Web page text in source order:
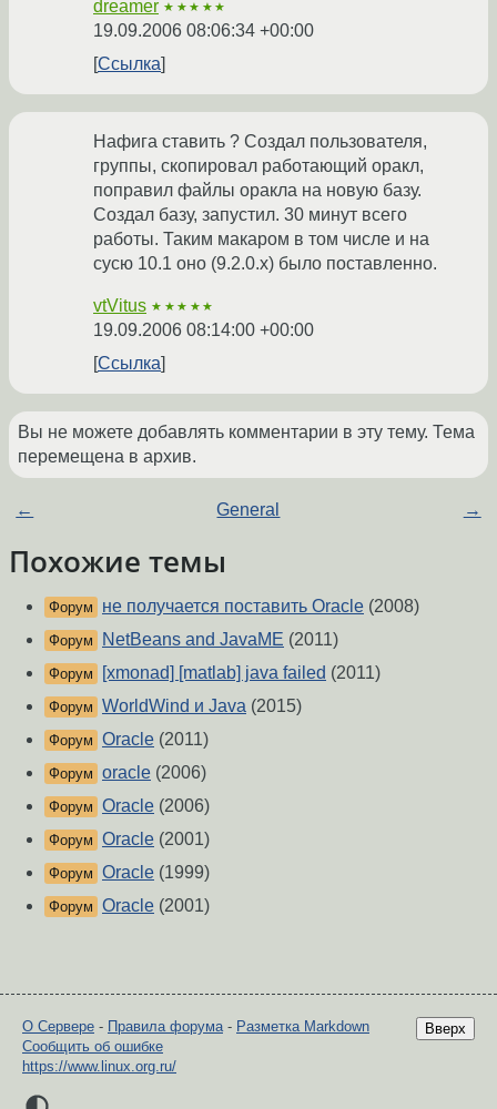
dreamer ★★★★★
19.09.2006 08:06:34 +00:00
Ссылка
Нафига ставить ? Создал пользователя,
группы, скопировал работающий оракл,
поправил файлы оракла на новую базу.
Создал базу, запустил. 30 минут всего
работы. Таким макаром в том числе и на
сусю 10.1 оно (9.2.0.х) было поставленно.
vtVitus ★★★★★
19.09.2006 08:14:00 +00:00
Ссылка
Вы не можете добавлять комментарии в эту тему. Тема
перемещена в архив.
← General →
Похожие темы
Форум не получается поставить Oracle (2008)
Форум NetBeans and JavaME (2011)
Форум [xmonad] [matlab] java failed (2011)
Форум WorldWind и Java (2015)
Форум Oracle (2011)
Форум oracle (2006)
Форум Oracle (2006)
Форум Oracle (2001)
Форум Oracle (1999)
Форум Oracle (2001)
Вверх
О Сервере - Правила форума- Разметка Markdown
Сообщить об ошибке
https://www.linux.org.ru/